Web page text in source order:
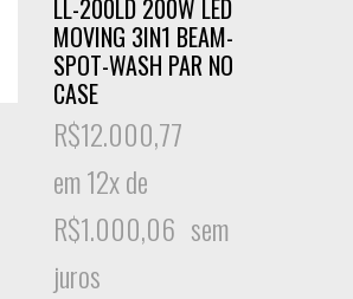
LL-200LD 200W LED
MOVING 3IN1 BEAM-
SPOT-WASH PAR NO
CASE
R$12.000,77
em 12x de
R$1.000,06 sem
juros